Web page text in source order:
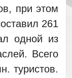
при этом
261
одной из
Всего
туристов.